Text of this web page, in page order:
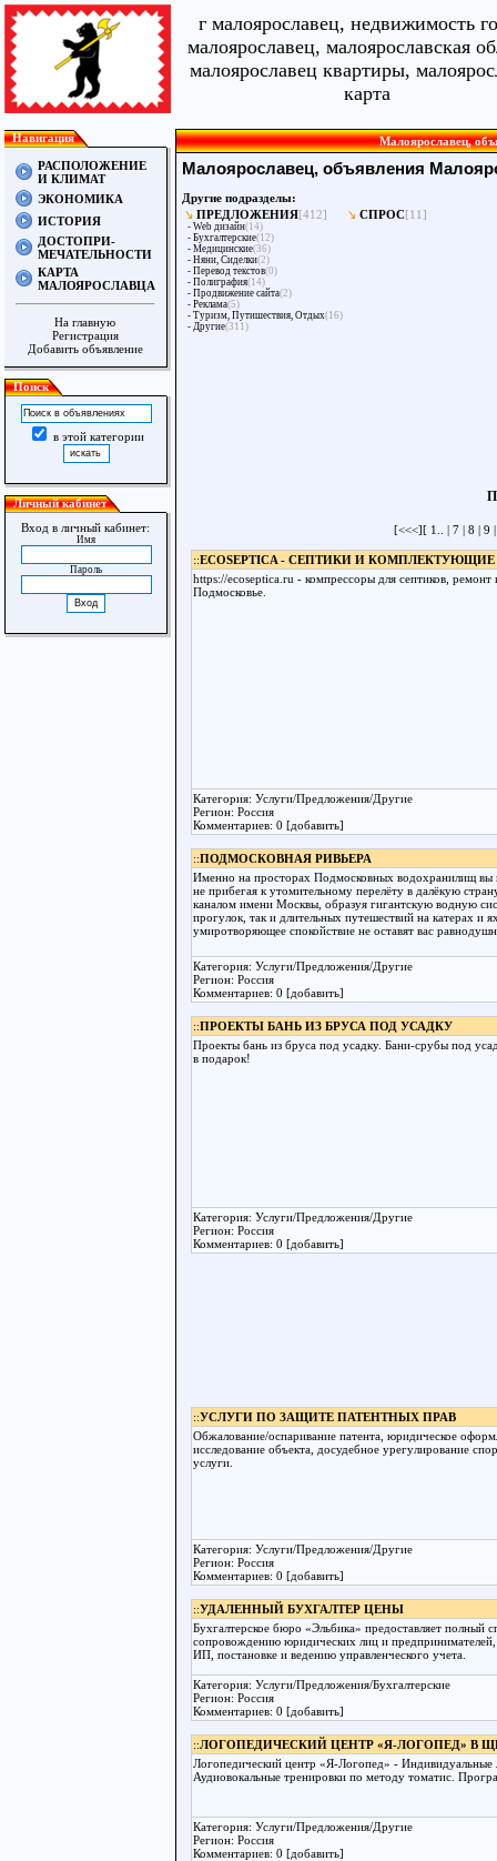
г малоярославец, недвижимость
малоярославец, малоярославская
малоярославец квартиры,
карта
Навигация
РАСПОЛОЖЕНИЕ
И КЛИМАТ
ЭКОНОМИКА
ИСТОРИЯ
ДОСТОПРИ-
МЕЧАТЕЛЬНОСТИ
КАРТА
МАЛОЯРОСЛАВЦА
На главную
Регистрация
Добавить объявление
Поиск
в этой категории
Личный кабинет
Вход в личный кабинет:
Имя
Пароль
Малоярославец,
Малоярославец, объявления
Другие подразделы:
ПРЕДЛОЖЕНИЯ[412]
- Web дизайн(14)
- Бухгалтерские(12)
- Медицинские(36)
- Няни, Сиделки(2)
- Перевод текстов(0)
- Полиграфия(14)
- Продвижение сайта(2)
- Реклама(5)
- Туризм, Путишествия, Отдых(16)
- Другие(311)
СПРОС[11]
[<<<][ 1.. | 7 | 8 | 9
::ECOSEPTICA - СЕПТИКИ И КОМПЛЕКТУЮЩИЕ
https://ecoseptica.ru - компрессоры для септиков,
Подмосковье.
Категория: Услуги/Предложения/Другие
Регион: Россия
Комментариев: 0 [добавить]
::ПОДМОСКОВНАЯ РИВЬЕРА
Именно на просторах Подмосковных водохранилищ вы
не прибегая к утомительному перелёту в далёкую
каналом имени Москвы, образуя гигантскую водную
прогулок, так и длительных путешествий на катерах и
умиротворяющее спокойствие не оставят вас
Категория: Услуги/Предложения/Другие
Регион: Россия
Комментариев: 0 [добавить]
::ПРОЕКТЫ БАНЬ ИЗ БРУСА ПОД УСАДКУ
Проекты бань из бруса под усадку. Бани-срубы под
в подарок!
Категория: Услуги/Предложения/Другие
Регион: Россия
Комментариев: 0 [добавить]
::УСЛУГИ ПО ЗАЩИТЕ ПАТЕНТНЫХ ПРАВ
Обжалование/оспаривание патента, юридическое
исследование объекта, досудебное урегулирование
услуги.
Категория: Услуги/Предложения/Другие
Регион: Россия
Комментариев: 0 [добавить]
::УДАЛЕННЫЙ БУХГАЛТЕР ЦЕНЫ
Бухгалтерское бюро «Эльбика» предоставляет полный
сопровождению юридических лиц и
ИП, постановке и ведению управленческого учета.
Категория: Услуги/Предложения/Бухгалтерские
Регион: Россия
Комментариев: 0 [добавить]
::ЛОГОПЕДИЧЕСКИЙ ЦЕНТР «Я-ЛОГОПЕД» В
Логопедический центр «Я-Логопед» - Индивидуальные
Аудиовокальные тренировки по методу томатис.
Категория: Услуги/Предложения/Другие
Регион: Россия
Комментариев: 0 [добавить]